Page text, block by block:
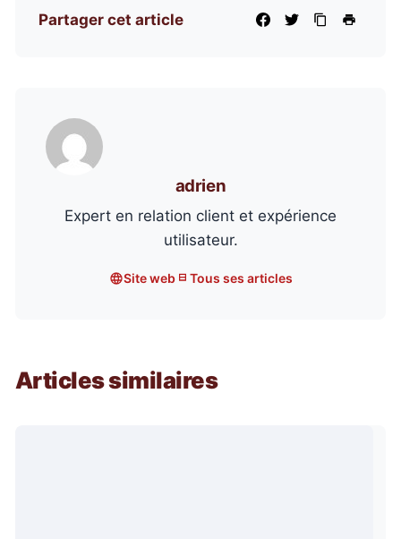
Partager cet article
adrien
Expert en relation client et expérience
utilisateur.
Site web Tous ses articles
Articles similaires